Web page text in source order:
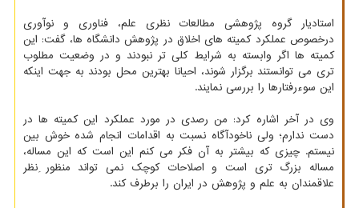
استادیار گروه پژوهشی مطالعات نظری علم، فناوری و نوآوری
درخصوص عملکرد کمیته های اخلاق در پژوهش دانشگاه ها، گفت: این
کمیته ها اگر وابسته به شرایط کلی تر نبودند و در وضعیت مطلوب
تری می توانستند برگزار شوند، احیانا بهترین محل بودند به جهت اینکه
این سوءرفتارها را بررسی نمایند.
وی در آخر اشاره کرد: من رصدی در مورد عملکرد این کمیته ها در
دست ندارم؛ ولی ناخودآگاه نسبت به اقدامات انجام شده خوش بین
نیستم. چیزی که بیشتر به آن فکر می کنم این است که این مساله،
مساله بزرگ تری است و اصلاحات کوچک نمی تواند منظور ِنظر
علاقمندان به علم و پژوهش در ایران را برطرف کند.